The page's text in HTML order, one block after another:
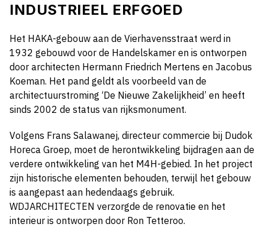
INDUSTRIEEL ERFGOED
Het HAKA-gebouw aan de Vierhavensstraat werd in
1932 gebouwd voor de Handelskamer en is ontworpen
door architecten Hermann Friedrich Mertens en Jacobus
Koeman. Het pand geldt als voorbeeld van de
architectuurstroming ‘De Nieuwe Zakelijkheid’ en heeft
sinds 2002 de status van rijksmonument.
Volgens Frans Salawanej, directeur commercie bij Dudok
Horeca Groep, moet de herontwikkeling bijdragen aan de
verdere ontwikkeling van het M4H-gebied. In het project
zijn historische elementen behouden, terwijl het gebouw
is aangepast aan hedendaags gebruik.
WDJARCHITECTEN verzorgde de renovatie en het
interieur is ontworpen door Ron Tetteroo.